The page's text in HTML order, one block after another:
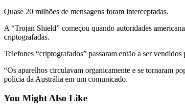
Quase 20 milhões de mensagens foram interceptadas.
A “Trojan Shield” começou quando autoridades
criptografadas.
Telefones “criptografados” passaram então a ser
“Os aparelhos circulavam organicamente e se tornaram
polícia da Austrália em um comunicado.
You Might Also Like